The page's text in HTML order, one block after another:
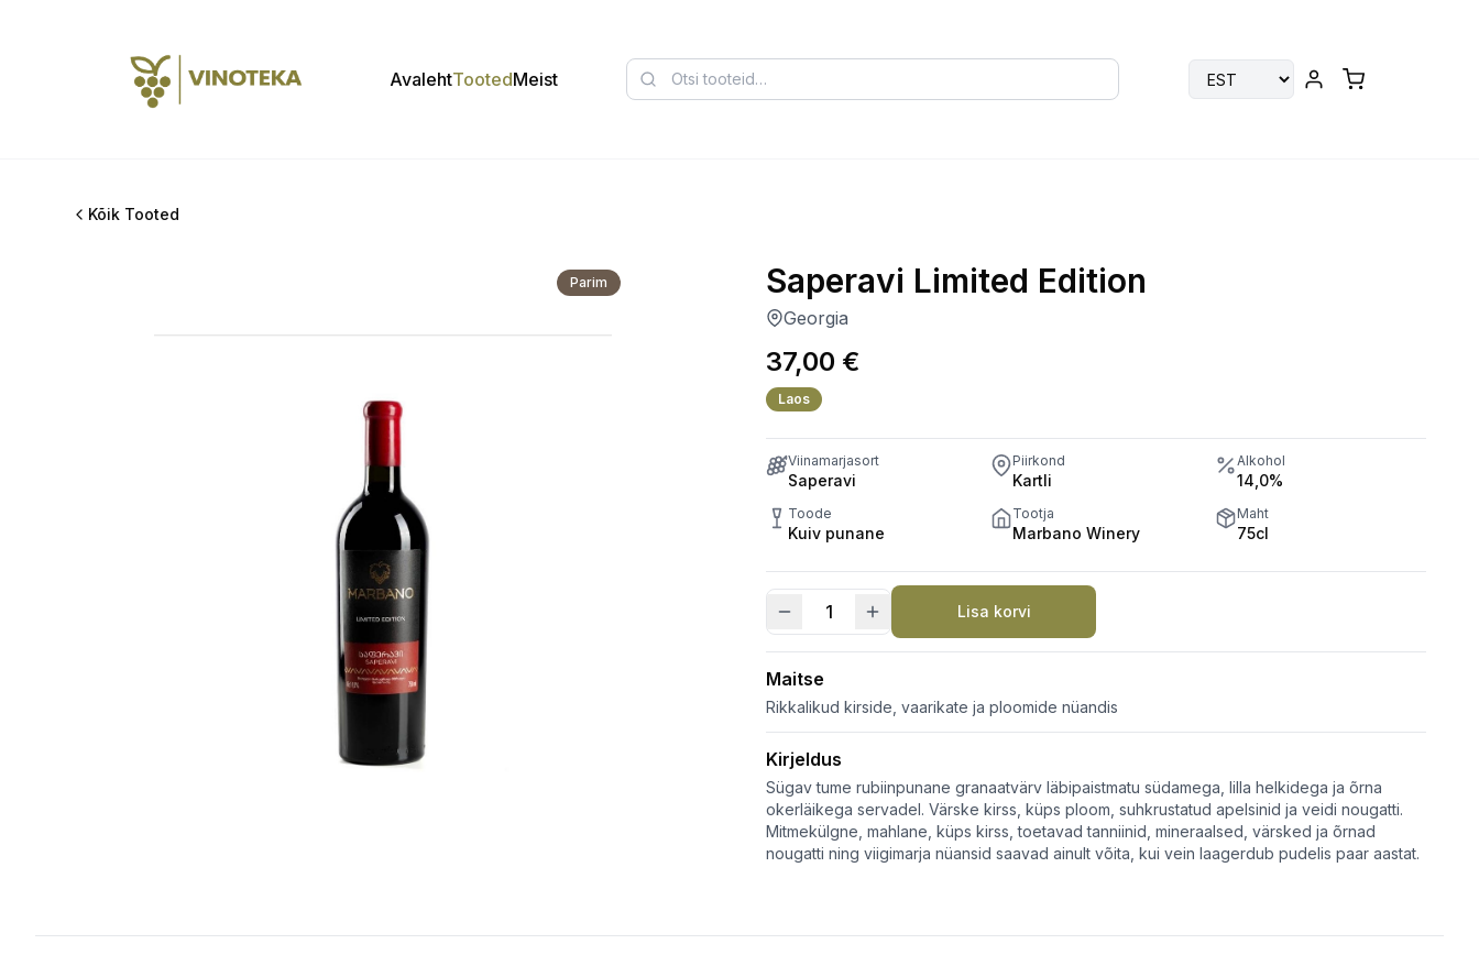
AvalehtTootedMeist
Kõik Tooted
Parim Saperavi Limited Edition
Georgia
37,00 €
Laos
Viinamarjasort
Saperavi
Piirkond
Kartli
Alkohol
14,0%
Toode
Kuiv punane
Tootja
Marbano Winery
Maht
75cl
Saperavi
Limited
Edition
kogus
Lisa korvi
Maitse
Rikkalikud kirside, vaarikate ja ploomide nüandis
Kirjeldus
Sügav tume rubiinpunane granaatvärv läbipaistmatu südamega, lilla helkidega ja õrna
okerläikega servadel. Värske kirss, küps ploom, suhkrustatud apelsinid ja veidi nougatti.
Mitmekülgne, mahlane, küps kirss, toetavad tanniinid, mineraalsed, värsked ja õrnad
nougatti ning viigimarja nüansid saavad ainult võita, kui vein laagerdub pudelis paar aastat.